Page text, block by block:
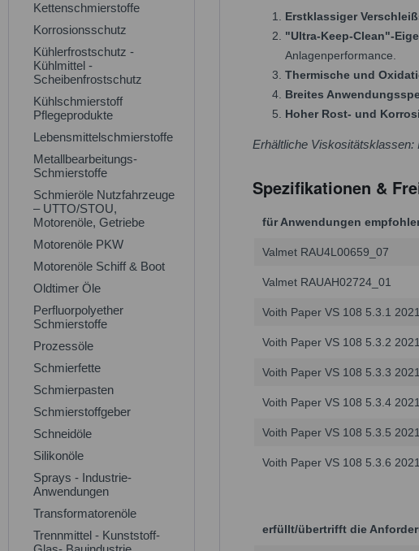
Kettenschmierstoffe
Korrosionsschutz
Kühlerfrostschutz -
Kühlmittel -
Scheibenfrostschutz
Kühlschmierstoff
Pflegeprodukte
Lebensmittelschmierstoffe
Metallbearbeitungs-
Schmierstoffe
Schmieröle Nutzfahrzeuge
– UTTO/STOU,
Motorenöle, Getriebe
Motorenöle PKW
Motorenöle Schiff & Boot
Oldtimer Öle
Perfluorpolyether
Schmierstoffe
Prozessöle
Schmierfette
Schmierpasten
Schmierstoffgeber
Schneidöle
Silikonöle
Sprays - Industrie-
Anwendungen
Transformatorenöle
Trennmittel - Kunststoff-
Erstklassiger
"Ultra-Keep-Clean"-
Anlagenperformance.
Thermische und
Breites
Hoher Rost- und
Erhältliche Viskositätsklassen:
Spezifikationen &
für Anwendungen
Valmet RAU4L00659_07
Valmet RAUAH02724_01
Voith Paper VS 108 5.3.1
Voith Paper VS 108 5.3.2
Voith Paper VS 108 5.3.3
Voith Paper VS 108 5.3.4
Voith Paper VS 108 5.3.5
Voith Paper VS 108 5.3.6
erfüllt/übertrifft die